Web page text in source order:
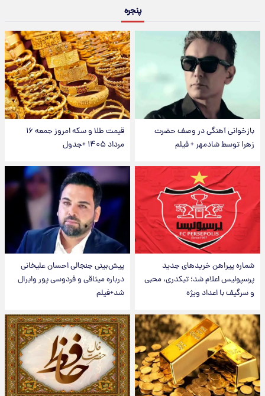
پنجره
بازخوانی آهنگی در وصف حضرت
زهرا توسط شادمهر + فیلم
قیمت طلا و سکه امروز جمعه ۱۶
مرداد ۱۴۰۵ +جدول
شماره پیراهن خریدهای جدید
پرسپولیس اعلام شد؛ تیکدری، محبی
و سرگیف با اعداد ویژه
پیش‌بینی جنجالی احسان علیخانی
درباره میثاقی و فردوسی پور وایرال
شد+فیلم